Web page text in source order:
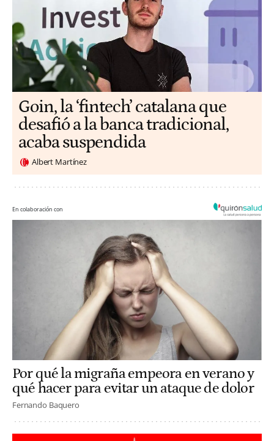
Goin, la ‘fintech’ catalana que
desafió a la banca tradicional,
acaba suspendida
Albert Martínez
En colaboración con
Por qué la migraña empeora en verano y
qué hacer para evitar un ataque de dolor
Fernando Baquero